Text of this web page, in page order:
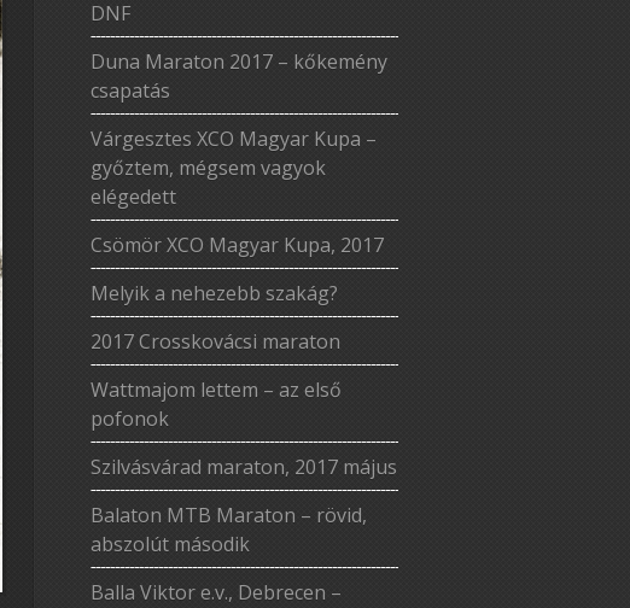
DNF
Duna Maraton 2017 – kőkemény
csapatás
Várgesztes XCO Magyar Kupa –
győztem, mégsem vagyok
elégedett
Csömör XCO Magyar Kupa, 2017
Melyik a nehezebb szakág?
2017 Crosskovácsi maraton
Wattmajom lettem – az első
pofonok
Szilvásvárad maraton, 2017 május
Balaton MTB Maraton – rövid,
abszolút második
Balla Viktor e.v., Debrecen –